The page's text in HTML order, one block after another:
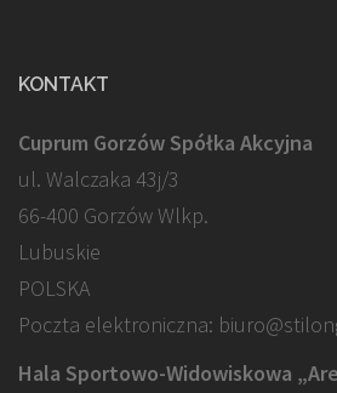
KONTAKT
Cuprum Gorzów Spółka Akcyjna
ul. Walczaka 43j/3
66-400 Gorzów Wlkp.
Lubuskie
POLSKA
Poczta elektroniczna:
Hala Sportowo-Widowiskowa